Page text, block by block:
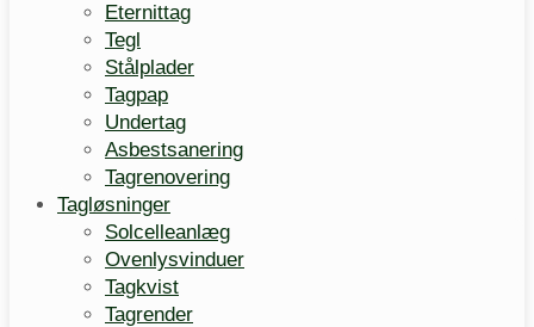
Eternittag
Tegl
Stålplader
Tagpap
Undertag
Asbestsanering
Tagrenovering
Tagløsninger
Solcelleanlæg
Ovenlysvinduer
Tagkvist
Tagrender